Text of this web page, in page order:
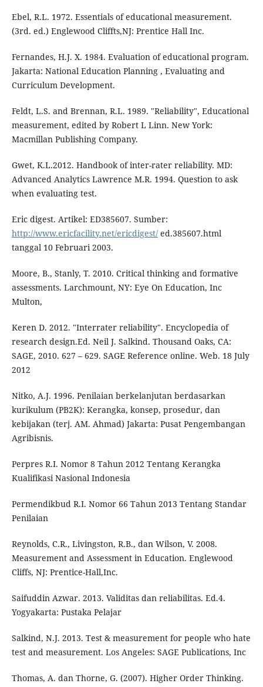
Ebel, R.L. 1972. Essentials of educational measurement.
(3rd. ed.) Englewood Cliffts,NJ: Prentice Hall Inc.
Fernandes, H.J. X. 1984. Evaluation of educational program.
Jakarta: National Education Planning , Evaluating and
Curriculum Development.
Feldt, L.S. and Brennan, R.L. 1989. "Reliability", Educational
measurement, edited by Robert L Linn. New York:
Macmillan Publishing Company.
Gwet, K.L.2012. Handbook of inter-rater reliability. MD:
Advanced Analytics Lawrence M.R. 1994. Question to ask
when evaluating test.
Eric digest. Artikel: ED385607. Sumber:
http://www.ericfacility.net/ericdigest/ed.385607.html
tanggal 10 Februari 2003.
Moore, B., Stanly, T. 2010. Critical thinking and formative
assessments. Larchmount, NY: Eye On Education, Inc
Multon,
Keren D. 2012. "Interrater reliability". Encyclopedia of
research design.Ed. Neil J. Salkind. Thousand Oaks, CA:
SAGE, 2010. 627 – 629. SAGE Reference online. Web. 18 July
2012
Nitko, A.J. 1996. Penilaian berkelanjutan berdasarkan
kurikulum (PB2K): Kerangka, konsep, prosedur, dan
kebijakan (terj. AM. Ahmad) Jakarta: Pusat Pengembangan
Agribisnis.
Perpres R.I. Nomor 8 Tahun 2012 Tentang Kerangka
Kualifikasi Nasional Indonesia
Permendikbud R.I. Nomor 66 Tahun 2013 Tentang Standar
Penilaian
Reynolds, C.R., Livingston, R.B., dan Wilson, V. 2008.
Measurement and Assessment in Education. Englewood
Cliffs, NJ: Prentice-Hall,Inc.
Saifuddin Azwar. 2013. Validitas dan reliabilitas. Ed.4.
Yogyakarta: Pustaka Pelajar
Salkind, N.J. 2013. Test & measurement for people who hate
test and measurement. Los Angeles: SAGE Publications, Inc
Thomas, A. dan Thorne, G. (2007). Higher Order Thinking.